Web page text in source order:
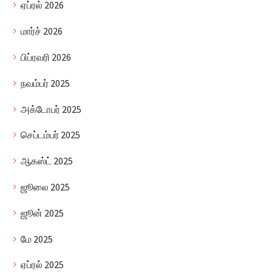
ஏப்ரல் 2026
மார்ச் 2026
பிப்ரவரி 2026
நவம்பர் 2025
அக்டோபர் 2025
செப்டம்பர் 2025
ஆகஸ்ட் 2025
ஜூலை 2025
ஜூன் 2025
மே 2025
ஏப்ரல் 2025